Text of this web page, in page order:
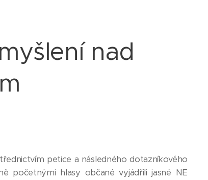
nad
petice a následného dotazníkového
početnými hlasy občané vyjádřili jasné NE